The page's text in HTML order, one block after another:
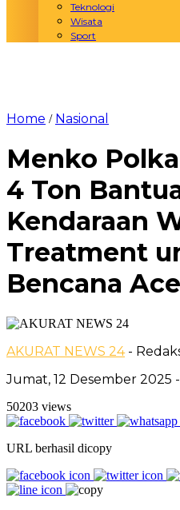
Teknologi
Wisata
Sport
Home / Nasional
Menko
4 Ton
Kendaraan
Treatment
Bencana
AKURAT NEWS 24 -
Jumat, 12 Desember 2025
50203 views
URL berhasil dicopy